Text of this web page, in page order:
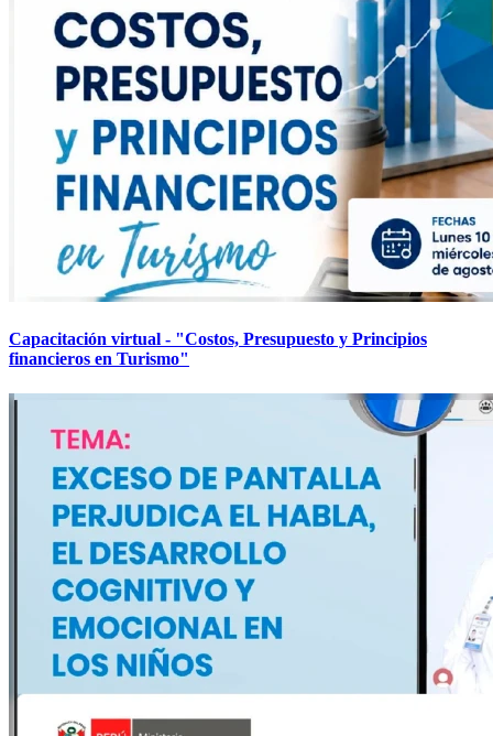
Capacitación virtual - "Costos, Presupuesto y Principios
financieros en Turismo"